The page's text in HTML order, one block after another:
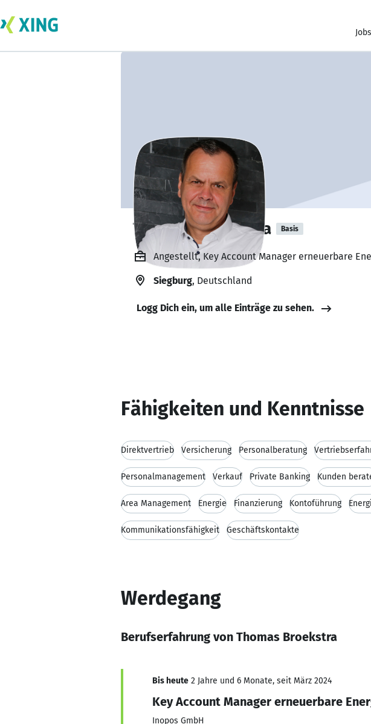
Thomas Broekstra Basis
Angestellt, Key Account Manager erneuerbare
Siegburg, Deutschland
Logg Dich ein, um alle Einträge zu sehen.
Fähigkeiten und Kenntnisse
Direktvertrieb Versicherung Personalberatung
Personalmanagement Verkauf Private Banking Kunden
Area Management Energie Finanzierung Kontoführung
Kommunikationsfähigkeit Geschäftskontakte
Werdegang
Berufserfahrung von Thomas Broekstra
Bis heute 2 Jahre und 6 Monate, seit März 2024
Key Account Manager erneuerbare
Inopos GmbH